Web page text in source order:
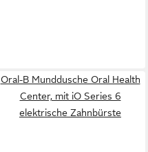
Oral-B Munddusche Oral Health
Center, mit iO Series 6
elektrische Zahnbürste